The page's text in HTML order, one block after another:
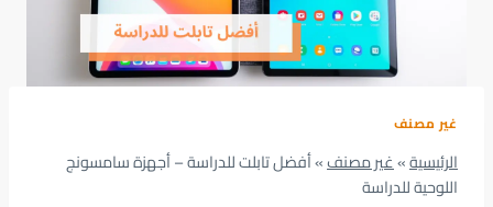
غير مصنف
الرئيسية»غير مصنف»أفضل تابلت للدراسة – أجهزة سامسونج
اللوحية للدراسة